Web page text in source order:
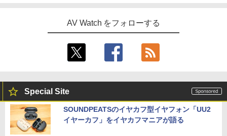
AV Watch をフォローする
Special Site
SOUNDPEATSのイヤカフ型イヤフォン「UU2
イヤーカフ」をイヤカフマニアが語る